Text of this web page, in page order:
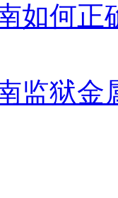
如何正
监狱金